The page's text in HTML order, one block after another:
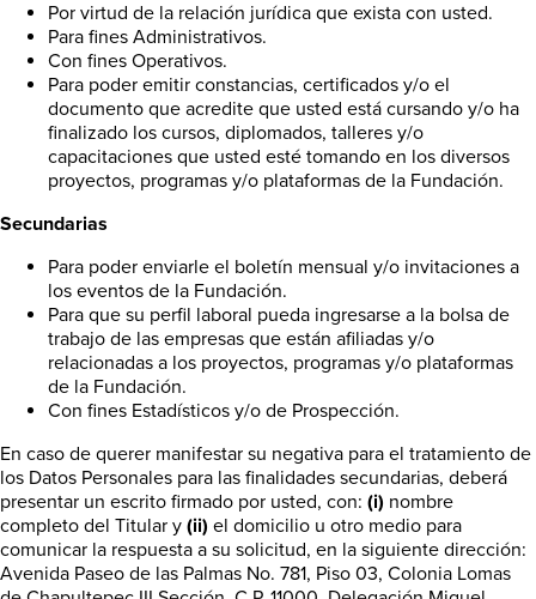
Por virtud de la relación jurídica que exista con usted.
Para fines Administrativos.
Con fines Operativos.
Para poder emitir constancias, certificados y/o el
documento que acredite que usted está cursando y/o ha
finalizado los cursos, diplomados, talleres y/o
capacitaciones que usted esté tomando en los diversos
proyectos, programas y/o plataformas de la Fundación.
Secundarias
Para poder enviarle el boletín mensual y/o invitaciones a
los eventos de la Fundación.
Para que su perfil laboral pueda ingresarse a la bolsa de
trabajo de las empresas que están afiliadas y/o
relacionadas a los proyectos, programas y/o plataformas
de la Fundación.
Con fines Estadísticos y/o de Prospección.
En caso de querer manifestar su negativa para el tratamiento de
los Datos Personales para las finalidades secundarias, deberá
presentar un escrito firmado por usted, con: (i) nombre
completo del Titular y (ii) el domicilio u otro medio para
comunicar la respuesta a su solicitud, en la siguiente dirección:
Avenida Paseo de las Palmas No. 781, Piso 03, Colonia Lomas